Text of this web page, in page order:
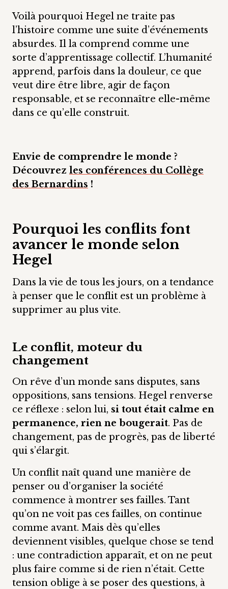
Voilà pourquoi Hegel ne traite pas
l’histoire comme une suite d’événements
absurdes. Il la comprend comme une
sorte d’apprentissage collectif. L’humanité
apprend, parfois dans la douleur, ce que
veut dire être libre, agir de façon
responsable, et se reconnaître elle-même
dans ce qu’elle construit.
Envie de comprendre le monde ?
Découvrez les conférences du Collège
des Bernardins !
Pourquoi les conflits font
avancer le monde selon
Hegel
Dans la vie de tous les jours, on a tendance
à penser que le conflit est un problème à
supprimer au plus vite.
Le conflit, moteur du
changement
On rêve d’un monde sans disputes, sans
oppositions, sans tensions. Hegel renverse
ce réflexe : selon lui, si tout était calme en
permanence, rien ne bougerait. Pas de
changement, pas de progrès, pas de liberté
qui s’élargit.
Un conflit naît quand une manière de
penser ou d’organiser la société
commence à montrer ses failles. Tant
qu’on ne voit pas ces failles, on continue
comme avant. Mais dès qu’elles
deviennent visibles, quelque chose se tend
: une contradiction apparaît, et on ne peut
plus faire comme si de rien n’était. Cette
tension oblige à se poser des questions, à